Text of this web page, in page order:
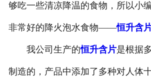
够吃一些清凉降温的食物，所以小
非常好的降火泡水食物——恒升含
我公司生产的恒升含片是根据
制造的，产品中添加了多种对人体